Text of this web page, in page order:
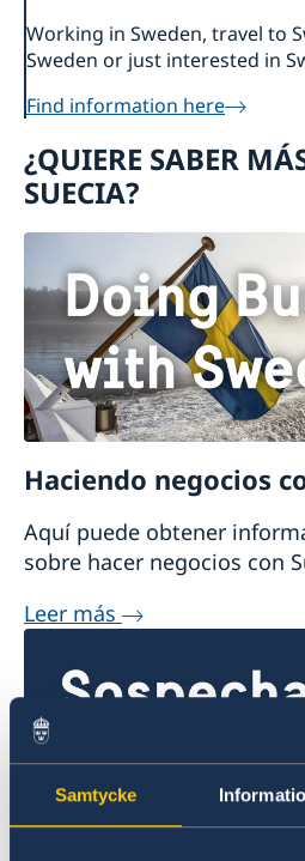
Samtycke
Working in Sweden, travel to
Sweden or just interested in
Find information here
¿QUIERE SABER
SUECIA?
Haciendo negocios
Aquí puede obtener
sobre hacer negocios con
Leer más